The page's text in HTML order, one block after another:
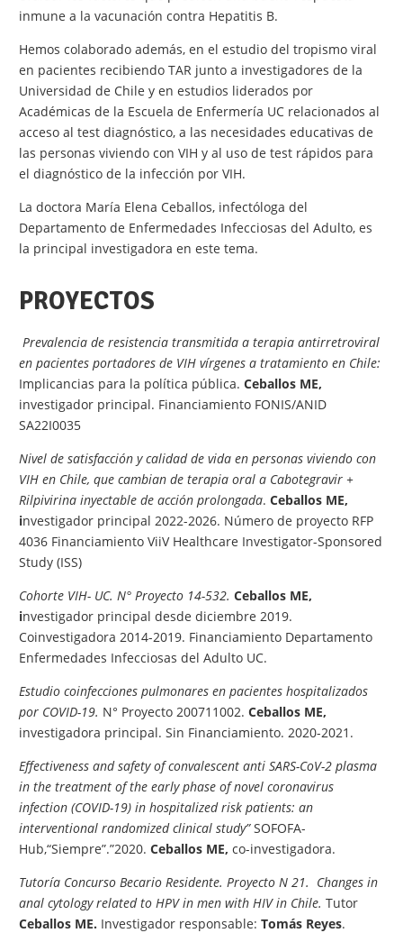
inmune a la vacunación contra Hepatitis B.
Hemos colaborado además, en el estudio del tropismo viral
en pacientes recibiendo TAR junto a investigadores de la
Universidad de Chile y en estudios liderados por
Académicas de la Escuela de Enfermería UC relacionados al
acceso al test diagnóstico, a las necesidades educativas de
las personas viviendo con VIH y al uso de test rápidos para
el diagnóstico de la infección por VIH.
La doctora María Elena Ceballos, infectóloga del
Departamento de Enfermedades Infecciosas del Adulto, es
la principal investigadora en este tema.
PROYECTOS
Prevalencia de resistencia transmitida a terapia antirretroviral
en pacientes portadores de VIH vírgenes a tratamiento en Chile:
Implicancias para la política pública. Ceballos ME,
investigador principal. Financiamiento FONIS/ANID
SA22I0035
Nivel de satisfacción y calidad de vida en personas viviendo con
VIH en Chile, que cambian de terapia oral a Cabotegravir +
Rilpivirina inyectable de acción prolongada. Ceballos ME,
investigador principal 2022-2026. Número de proyecto RFP
4036 Financiamiento ViiV Healthcare Investigator-Sponsored
Study (ISS)
Cohorte VIH- UC. N° Proyecto 14-532. Ceballos ME,
investigador principal desde diciembre 2019.
Coinvestigadora 2014-2019. Financiamiento Departamento
Enfermedades Infecciosas del Adulto UC.
Estudio coinfecciones pulmonares en pacientes hospitalizados
por COVID-19. N° Proyecto 200711002. Ceballos ME,
investigadora principal. Sin Financiamiento. 2020-2021.
Effectiveness and safety of convalescent anti SARS-CoV-2 plasma
in the treatment of the early phase of novel coronavirus
infection (COVID-19) in hospitalized risk patients: an
interventional randomized clinical study”SOFOFA-
Hub,“Siempre”.”2020. Ceballos ME, co-investigadora.
Tutoría Concurso Becario Residente. Proyecto N 21. Changes in
anal cytology related to HPV in men with HIV in Chile. Tutor
Ceballos ME. Investigador responsable: Tomás Reyes.